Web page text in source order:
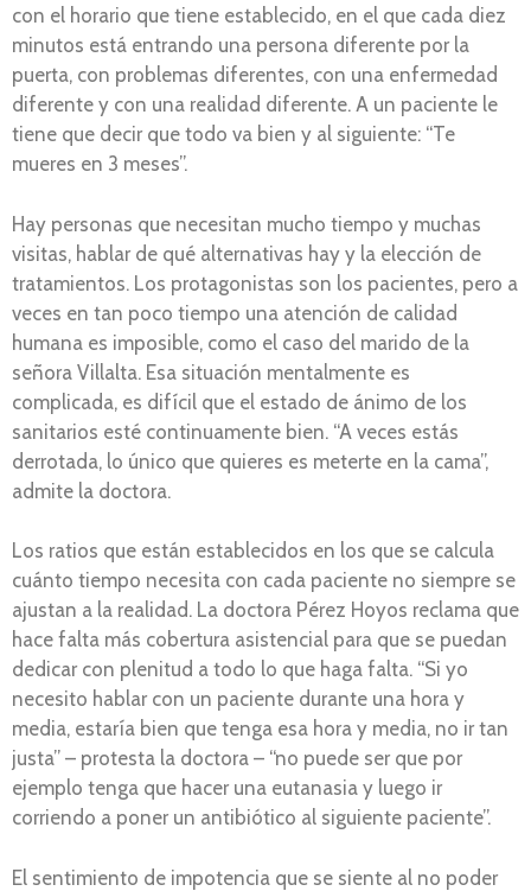
con el horario que tiene establecido, en el que cada diez
minutos está entrando una persona diferente por la
puerta, con problemas diferentes, con una enfermedad
diferente y con una realidad diferente. A un paciente le
tiene que decir que todo va bien y al siguiente: “Te
mueres en 3 meses”.
Hay personas que necesitan mucho tiempo y muchas
visitas, hablar de qué alternativas hay y la elección de
tratamientos. Los protagonistas son los pacientes, pero a
veces en tan poco tiempo una atención de calidad
humana es imposible, como el caso del marido de la
señora Villalta. Esa situación mentalmente es
complicada, es difícil que el estado de ánimo de los
sanitarios esté continuamente bien. “A veces estás
derrotada, lo único que quieres es meterte en la cama”,
admite la doctora.
Los ratios que están establecidos en los que se calcula
cuánto tiempo necesita con cada paciente no siempre se
ajustan a la realidad. La doctora Pérez Hoyos reclama que
hace falta más cobertura asistencial para que se puedan
dedicar con plenitud a todo lo que haga falta. “Si yo
necesito hablar con un paciente durante una hora y
media, estaría bien que tenga esa hora y media, no ir tan
justa” – protesta la doctora – “no puede ser que por
ejemplo tenga que hacer una eutanasia y luego ir
corriendo a poner un antibiótico al siguiente paciente”.
El sentimiento de impotencia que se siente al no poder